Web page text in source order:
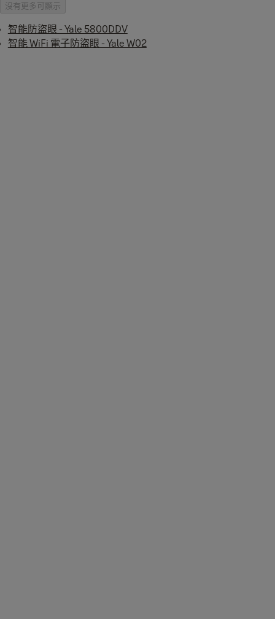
沒有更多可顯示
智能防盜眼 - Yale 5800DDV
智能 WiFi 電子防盜眼 - Yale W02